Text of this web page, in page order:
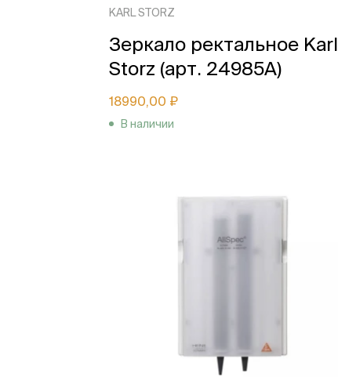
KARL STORZ
Зеркало ректальное Karl
Storz (арт. 24985A)
18990,00 ₽
В наличии